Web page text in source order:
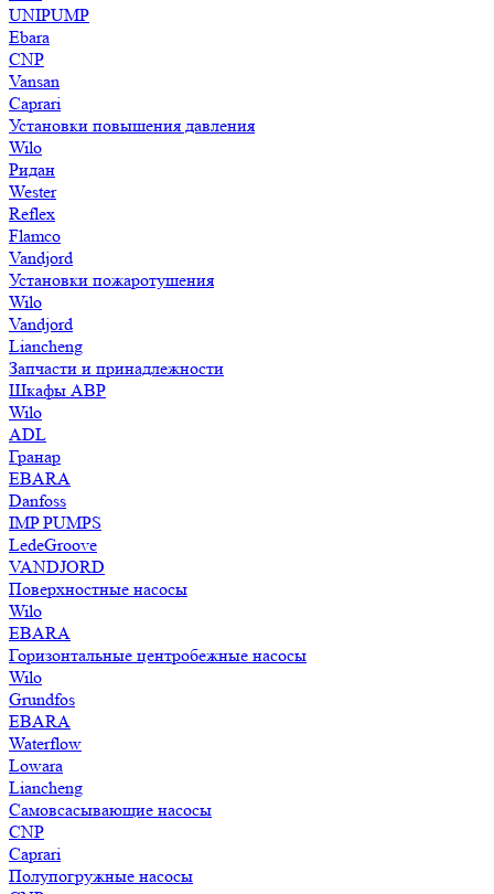
UNIPUMP
Ebara
CNP
Vansan
Caprari
Установки повышения давления
Wilo
Ридан
Wester
Reflex
Flamco
Vandjord
Установки пожаротушения
Wilo
Vandjord
Liancheng
Запчасти и принадлежности
Шкафы АВР
Wilo
ADL
Гранар
EBARA
Danfoss
IMP PUMPS
LedeGroove
VANDJORD
Поверхностные насосы
Wilo
EBARA
Горизонтальные центробежные насосы
Wilo
Grundfos
EBARA
Waterflow
Lowara
Liancheng
Самовсасывающие насосы
CNP
Caprari
Полупогружные насосы